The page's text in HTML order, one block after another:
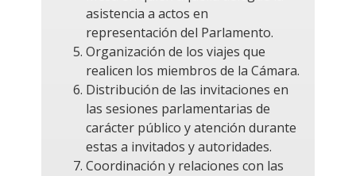
asistencia a actos en
representación del Parlamento.
Organización de los viajes que
realicen los miembros de la Cámara.
Distribución de las invitaciones en
las sesiones parlamentarias de
carácter público y atención durante
estas a invitados y autoridades.
Coordinación y relaciones con las